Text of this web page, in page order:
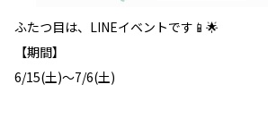
ふたつ目は、LINEイベントです📱🌟
【期間】
6/15(土)～7/6(土)